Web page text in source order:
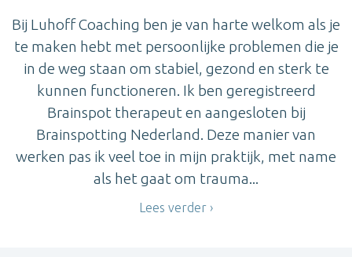
Bij Luhoff Coaching ben je van harte welkom als je
te maken hebt met persoonlijke problemen die je
in de weg staan om stabiel, gezond en sterk te
kunnen functioneren. Ik ben geregistreerd
Brainspot therapeut en aangesloten bij
Brainspotting Nederland. Deze manier van
werken pas ik veel toe in mijn praktijk, met name
als het gaat om trauma...
Lees verder